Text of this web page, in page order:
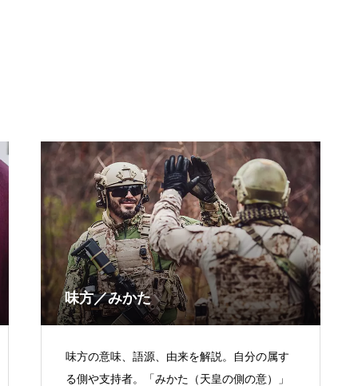
味方／みかた
味方の意味、語源、由来を解説。自分の属す
る側や支持者。「みかた（天皇の側の意）」